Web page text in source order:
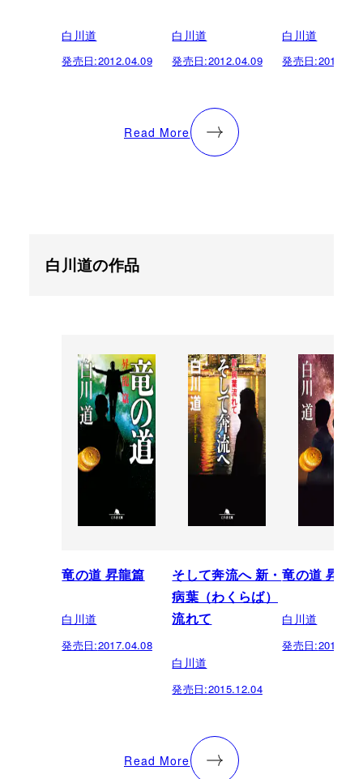
白川道
発売日:2012.04.09
白川道
発売日:2012.04.09
白川道
発売日:
Read More
白川道の作品
竜の道 昇龍篇
白川道
発売日:2017.04.08
そして奔流へ 新・
病葉（わくらば）
流れて
白川道
発売日:2015.12.04
竜の道 昇龍
白川道
発売日:
Read More